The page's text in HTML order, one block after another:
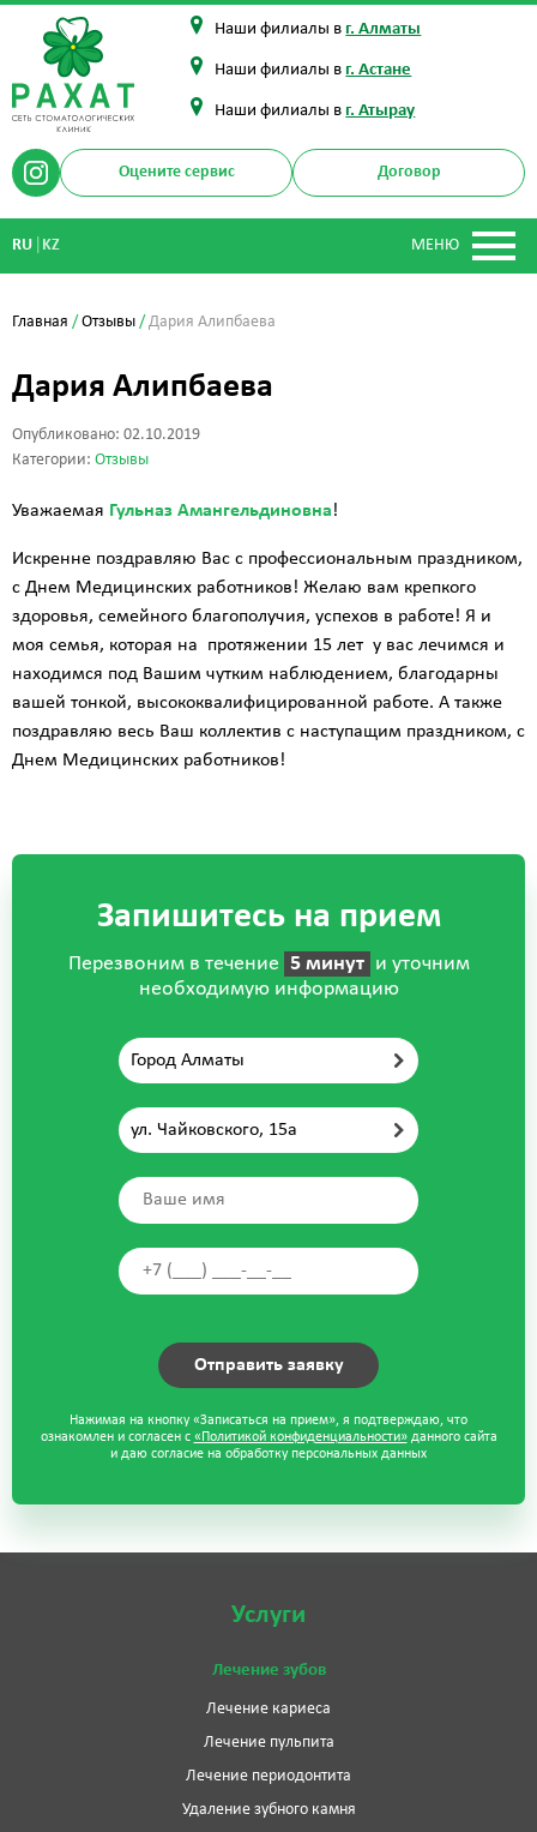
Наши филиалы в г. Алматы
Наши филиалы в г. Астане
Наши филиалы в г. Атырау
Оцените сервис Договор
МЕНЮ
RU KZ
Главная /Отзывы /Дария Алипбаева
Дария Алипбаева
Опубликовано: 02.10.2019
Категории: Отзывы
Уважаемая Гульназ Амангельдиновна!
Искренне поздравляю Вас с профессиональным праздником,
с Днем Медицинских работников! Желаю вам крепкого
здоровья, семейного благополучия, успехов в работе! Я и
моя семья, которая на протяжении 15 лет у вас лечимся и
находимся под Вашим чутким наблюдением, благодарны
вашей тонкой, высококвалифицированной работе. А также
поздравляю весь Ваш коллектив с наступащим праздником, с
Днем Медицинских работников!
Запишитесь на прием
Перезвоним в течение 5 минут и уточним
необходимую информацию
Город Алматы
ул. Чайковского, 15а
Нажимая на кнопку «Записаться на прием», я подтверждаю, что
ознакомлен и согласен с «Политикой конфиденциальности»данного сайта
и даю согласие на обработку персональных данных
Услуги
Лечение зубов
Лечение кариеса
Лечение пульпита
Лечение периодонтита
Удаление зубного камня